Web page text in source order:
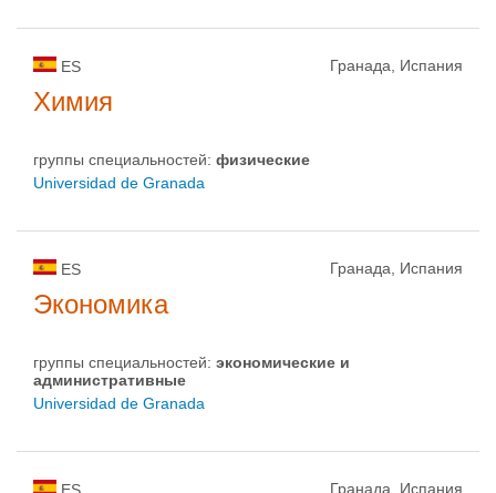
ES Гранада, Испания
Химия
группы специальностей: физическиe
Universidad de Granada
ES Гранада, Испания
Экономика
группы специальностей: экономические и
административные
Universidad de Granada
Гранада, Испания